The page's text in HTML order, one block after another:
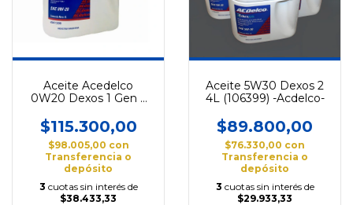
Aceite Acedelco
0W20 Dexos 1 Gen 2
$115.300,00
$98.005,00 con
Transferencia o
depósito
3 cuotas sin interés de
$38.433,33
Aceite 5W30 Dexos 2
4L (106399) -Acdelco-
$89.800,00
$76.330,00 con
Transferencia o
depósito
3 cuotas sin interés de
$29.933,33